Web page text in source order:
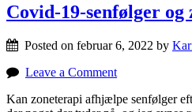
Covid-19-senfølger og
Posted on februar 6, 2022 by
Leave a Comment
Kan zoneterapi afhjælpe senfølger